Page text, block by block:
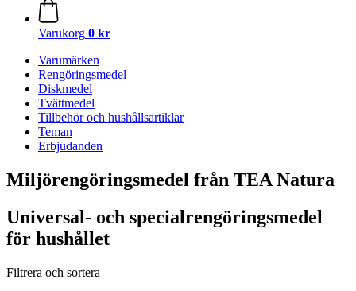
Varukorg 0 kr
Varumärken
Rengöringsmedel
Diskmedel
Tvättmedel
Tillbehör och hushållsartiklar
Teman
Erbjudanden
Miljörengöringsmedel från TEA Natura
Universal- och specialrengöringsmedel
för hushållet
Filtrera och sortera